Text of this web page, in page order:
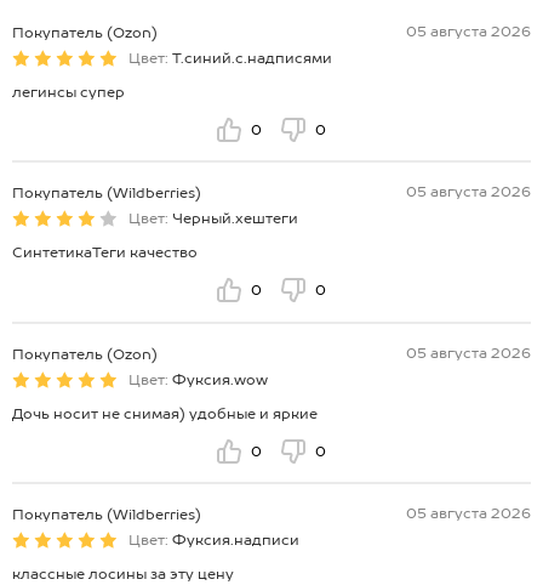
Покупатель (Ozon)
05 августа 2026
Цвет: Т.синий.с.надписями
легинсы супер
0 0
Покупатель (Wildberries)
05 августа 2026
Цвет: Черный.хештеги
СинтетикаТеги качество
0 0
Покупатель (Ozon)
05 августа 2026
Цвет: Фуксия.wow
Дочь носит не снимая) удобные и яркие
0 0
Покупатель (Wildberries)
05 августа 2026
Цвет: Фуксия.надписи
классные лосины за эту цену